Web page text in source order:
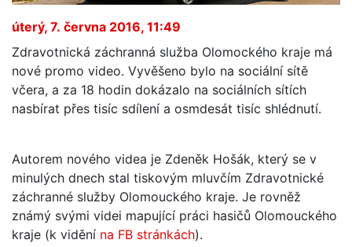
úterý, 7. června 2016, 11:49
Zdravotnická záchranná služba Olomockého kraje má
nové promo video. Vyvěšeno bylo na sociální sítě
včera, a za 18 hodin dokázalo na sociálních sítích
nasbírat přes tisíc sdílení a osmdesát tisíc shlédnutí.
Autorem nového videa je Zdeněk Hošák, který se v
minulých dnech stal tiskovým mluvčím Zdravotnické
záchranné služby Olomouckého kraje. Je rovněž
známý svými videi mapující práci hasičů Olomouckého
kraje (k vidění na FB stránkách).